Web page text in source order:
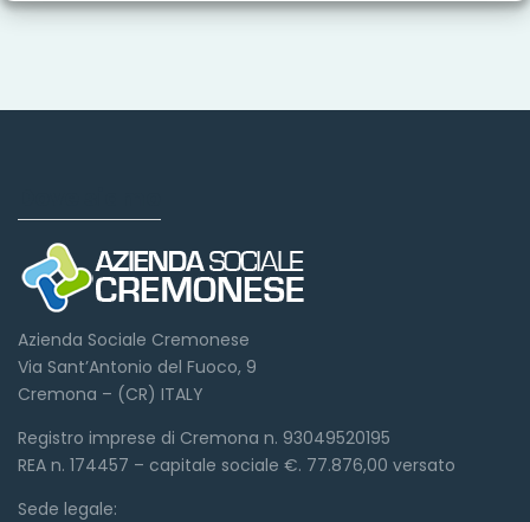
Azienda Sociale Cremonese
Via Sant’Antonio del Fuoco, 9
Cremona – (CR) ITALY
Registro imprese di Cremona n. 93049520195
REA n. 174457 – capitale sociale €. 77.876,00 versato
Sede legale: